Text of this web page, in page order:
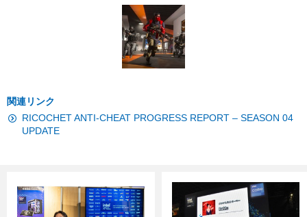
関連リンク
RICOCHET ANTI-CHEAT PROGRESS REPORT – SEASON 04
UPDATE